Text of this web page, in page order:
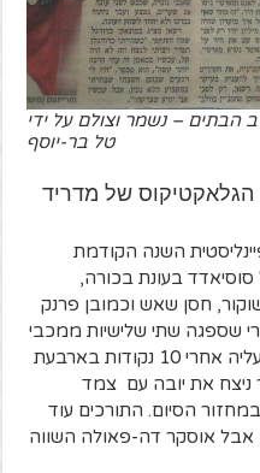
בשלב הבתים – נשמר וצולם על ידי
טל בר-יוסף
של מדריד
השנה הקודמת
בעונת בכורה,
חסן שאש וכמובן פרנק
שספגה שתי שלישיות ממכבי
חיפה. האיטלקים די הבטיחו את העליה אחרי 10 נקודות בארבעת
ניצח את יובה עם צמד
הסיום. התורכים עוד
אבל אוסקר דה-פאולה השווה